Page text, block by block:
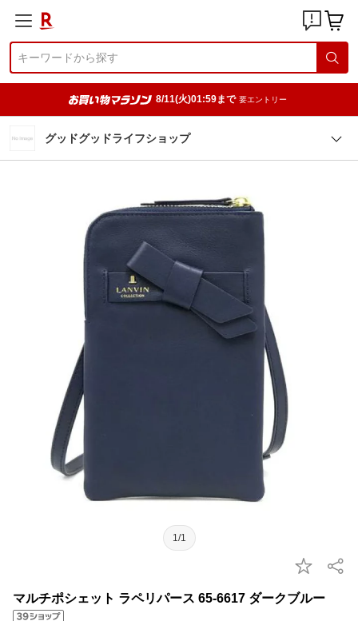
8/11(火)01:59まで 要エントリー
グッドグッドライフショップ
1/1
マルチポシェット ラペリパース 65-6617 ダークブルー